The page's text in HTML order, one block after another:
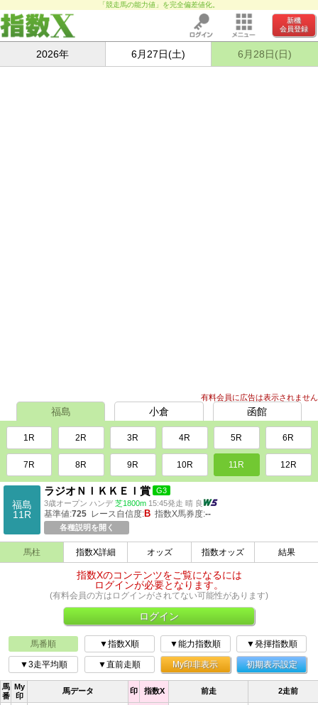
「競走馬の能力値」を完全偏差値化。
新機
会員登録
2026年 6月27日(土) 6月28日(日)
有料会員に広告は表示されません
福島 小倉 函館
1R 2R 3R 4R 5R 6R
7R 8R 9R 10R 11R 12R
福島
11R
ラジオＮＩＫＫＥＩ賞
G3
3歳オープン ハンデ 芝1800m 15:45発走 晴 良
基準値:725 レース自信度:B 指数X馬券度:--
各種説明を開く
馬柱 指数X詳細 オッズ 指数オッズ 結果
指数Xのコンテンツをご覧になるには
ログインが必要となります。
(有料会員の方はログインがされてない可能性があります)
ログイン
馬番順 ▼指数X順 ▼能力指数順 ▼発揮指数順
▼3走平均順 ▼直前走順 My印非表示 初期表示設定
馬
番
My
印
馬データ 印 指数X 前走 2走前